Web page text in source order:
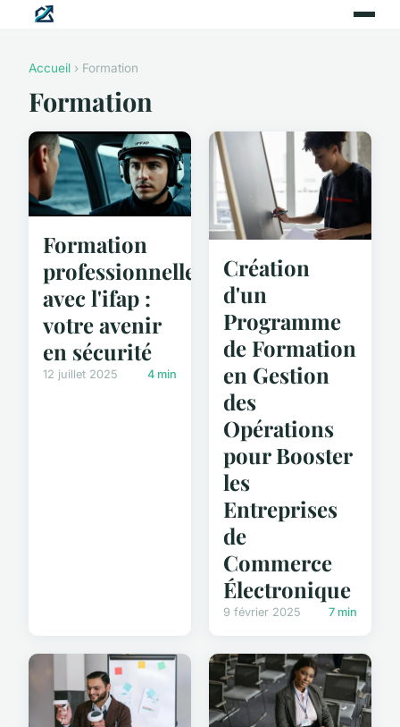
Accueil › Formation
Formation
Formation
professionnelle
avec l'ifap :
votre avenir
en sécurité
12 juillet 2025 4 min
Création
d'un
Programme
de Formation
en Gestion
des
Opérations
pour Booster
les
Entreprises
de
Commerce
Électronique
9 février 2025 7 min